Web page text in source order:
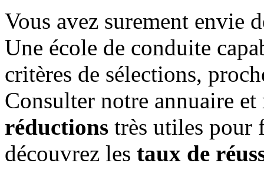
Vous avez surement envie
Une école de conduite
critères de sélections,
Consulter notre annuaire
réductions très utiles pour
découvrez les taux de